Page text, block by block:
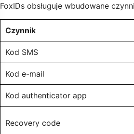
FoxIDs obsługuje wbudowane
Czynnik
Kod SMS
Kod e-mail
Kod authenticator app
Recovery code